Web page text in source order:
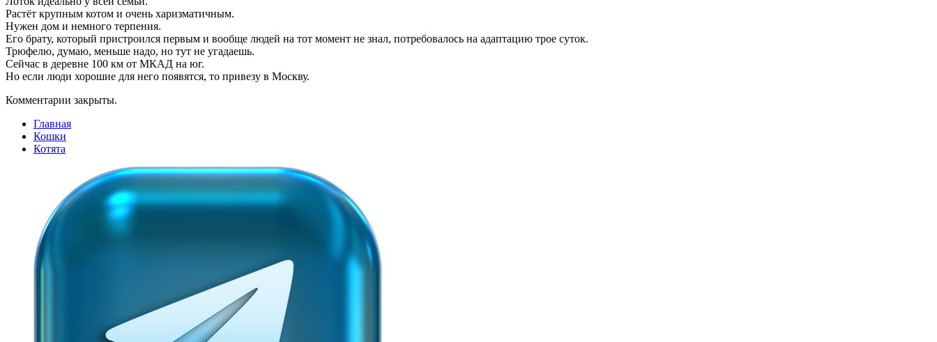
Растёт крупным котом и очень харизматичным.
Нужен дом и немного терпения.
Его брату, который пристроился первым и вообще людей на тот момент не знал, потребовалось на адаптацию трое суток.
Трюфелю, думаю, меньше надо, но тут не угадаешь.
Сейчас в деревне 100 км от МКАД на юг.
Но если люди хорошие для него появятся, то привезу в Москву.
Комментарии закрыты.
Главная
Кошки
Котята